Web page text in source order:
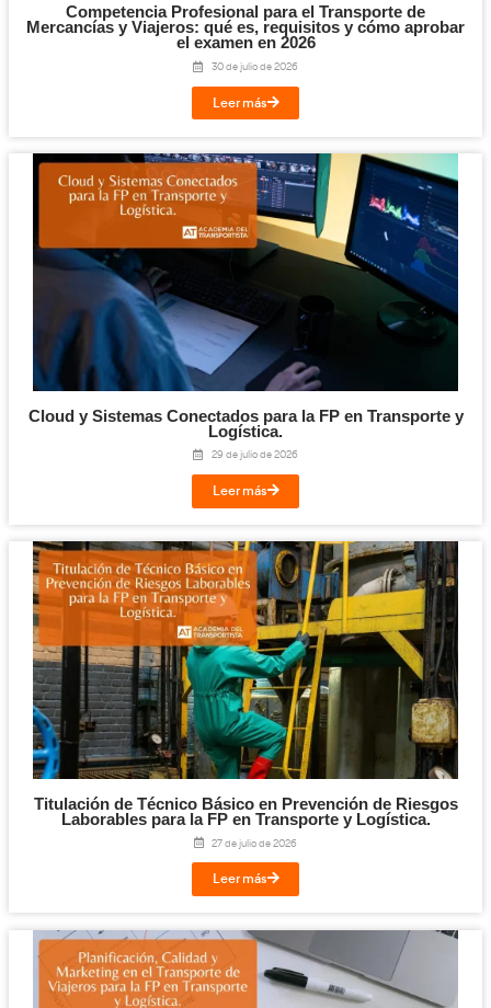
Manual de la Comercialización delTransporte y Logística
Formación Profesional en Transporte y
(EcoDriver).
Apúntate ya a laFP de Transporte y Logística(AT).
¡Compártelo!
Facebook Twitter LinkedIn
Email Imprimir
Te puede interesar...